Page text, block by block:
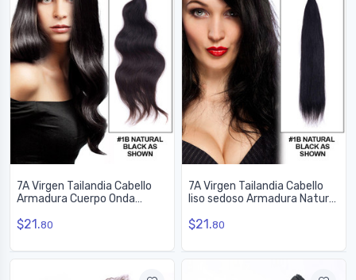
7A Virgen Tailandia Cabello
Armadura Cuerpo Onda
$21.80
7A Virgen Tailandia Cabello
liso sedoso Armadura Natural
$21.80